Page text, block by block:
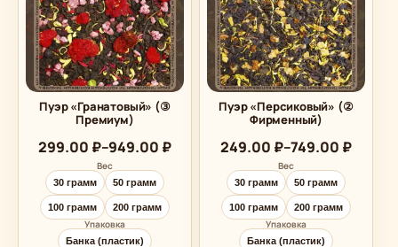
Пуэр «Гранатовый» (③
Премиум)
299.00 ₽–949.00 ₽
Диапазон
цен:
299.00 ₽
–
949.00 ₽
Вес
30 грамм 50 грамм
100 грамм 200 грамм
Упаковка
Банка (пластик)
Пуэр «Персиковый» (②
Фирменный)
249.00 ₽–749.00 ₽
Диапазон
цен:
249.00 ₽
–
749.00 ₽
Вес
30 грамм 50 грамм
100 грамм 200 грамм
Упаковка
Банка (пластик)